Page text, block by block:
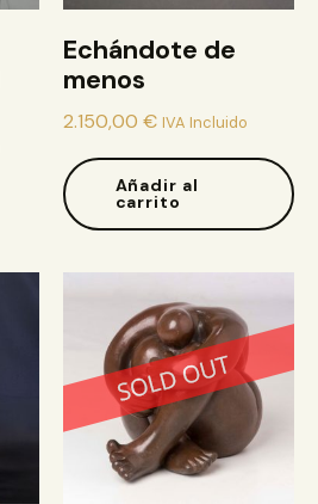
Echándote de
menos
2.150,00 € IVA Incluido
Añadir al
carrito